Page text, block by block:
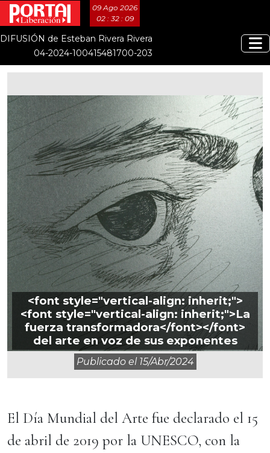
09 Ago 2026
02 : 32 : 10
DIFUSIÓN de Esteban Rivera Rivera
04-2024-100415481700-203
<font style="vertical-align: inherit;">
<font style="vertical-align: inherit;">La
fuerza transformadora</font></font>
del arte en voz de sus exponentes
Publicado el 15/abr/2024
El Día Mundial del Arte fue declarado el 15
de abril de 2019 por la UNESCO, con la